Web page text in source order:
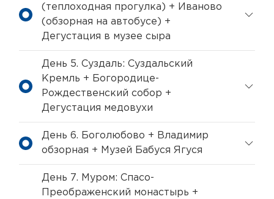
(теплоходная прогулка) + Иваново
(обзорная на автобусе) +
Дегустация в музее сыра
День 5. Суздаль: Суздальский
Кремль + Богородице-
Рождественский собор +
Дегустация медовухи
День 6. Боголюбово + Владимир
обзорная + Музей Бабуся Ягуся
День 7. Муром: Спасо-
Преображенский монастырь +